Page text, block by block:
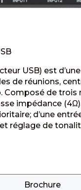
USB) est
de réunions,
de
impédance
d’une
réglage de
Brochure